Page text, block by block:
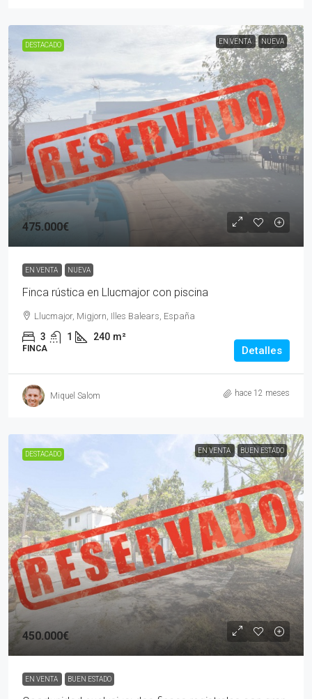
DESTACADO EN VENTA NUEVA
475.000€
EN VENTA NUEVA
Finca rústica en Llucmajor con piscina
Llucmajor, Migjorn, Illes Balears, España
3 1 240 m²
FINCA Detalles
Miquel Salom hace 12 meses
DESTACADO EN VENTA BUEN ESTADO
450.000€
EN VENTA BUEN ESTADO